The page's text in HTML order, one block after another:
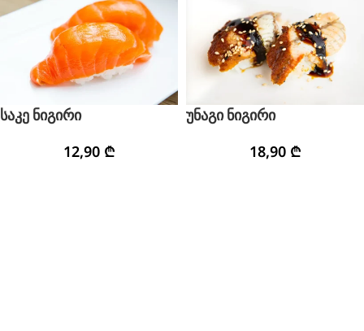
საკე ნიგირი
12,90 ₾
უნაგი ნიგირი
18,90 ₾